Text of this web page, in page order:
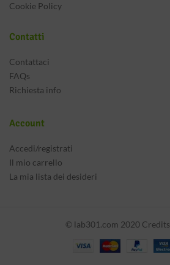
Cookie Policy
Contatti
Contattaci
FAQs
Richiesta info
Account
Accedi/registrati
Il mio carrello
La mia lista dei desideri
© lab301.com 2020 Credits